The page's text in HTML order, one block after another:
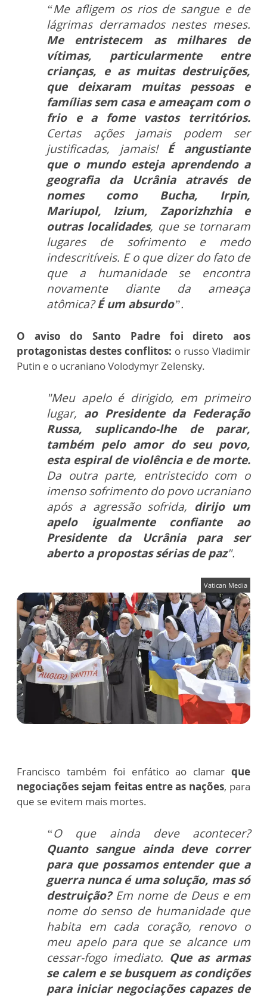
“Me afligem os rios de sangue e de
lágrimas derramados nestes meses.
Me entristecem as milhares de
vítimas, particularmente entre
crianças, e as muitas destruições,
que deixaram muitas pessoas e
famílias sem casa e ameaçam com o
frio e a fome vastos territórios.
Certas ações jamais podem ser
justificadas, jamais! É angustiante
que o mundo esteja aprendendo a
geografia da Ucrânia através de
nomes como Bucha, Irpin,
Mariupol, Izium, Zaporizhzhia e
outras localidades, que se tornaram
lugares de sofrimento e medo
indescritíveis. E o que dizer do fato de
que a humanidade se encontra
novamente diante da ameaça
atômica?É um absurdo”.
O aviso do Santo Padre foi direto aos
protagonistas destes conflitos: o russo Vladimir
Putin e o ucraniano Volodymyr Zelensky.
"Meu apelo é dirigido, em primeiro
lugar, ao Presidente da Federação
Russa, suplicando-lhe de parar,
também pelo amor do seu povo,
esta espiral de violência e de morte.
Da outra parte, entristecido com o
imenso sofrimento do povo ucraniano
após a agressão sofrida, dirijo um
apelo igualmente confiante ao
Presidente da Ucrânia para ser
aberto a propostas sérias de paz".
Vatican Media
Francisco também foi enfático ao clamar que
negociações sejam feitas entre as nações, para
que se evitem mais mortes.
“O que ainda deve acontecer?
Quanto sangue ainda deve correr
para que possamos entender que a
guerra nunca é uma solução, mas só
destruição? Em nome de Deus e em
nome do senso de humanidade que
habita em cada coração, renovo o
meu apelo para que se alcance um
cessar-fogo imediato. Que as armas
se calem e se busquem as condições
para iniciar negociações capazes de